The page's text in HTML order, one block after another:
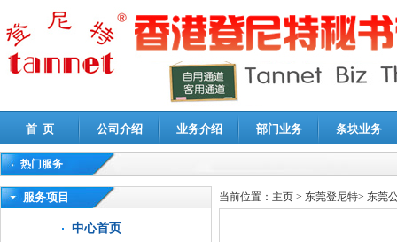
首 页 公司介绍 业务介绍 部门业务 条块业务
热门服务
高新技术企业认定审计|企业所得税汇算清缴申报鉴证
服务项目
中心首页
当前位置： 主页 > 东莞登尼特> 东莞